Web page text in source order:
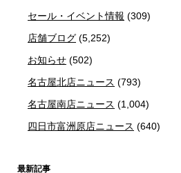
セール・イベント情報 (309)
店舗ブログ (5,252)
お知らせ (502)
名古屋北店ニュース (793)
名古屋南店ニュース (1,004)
四日市富洲原店ニュース (640)
最新記事